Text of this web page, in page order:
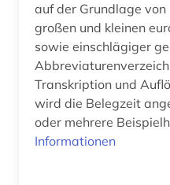
germanistik (2)
geschichte (28)
auf der Grundlage
großen und kleinen
sowie einschlägiger
Transkription und
wird die Belegzeit
oder mehrere
Informationen